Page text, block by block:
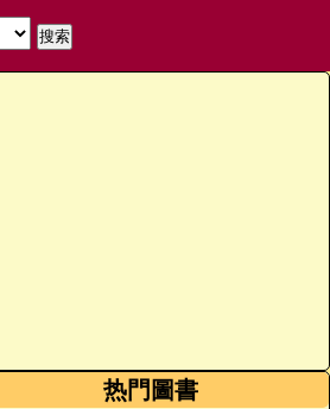
热門圖書